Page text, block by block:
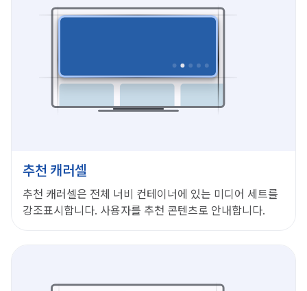
추천 캐러셀
추천 캐러셀은 전체 너비 컨테이너에 있는 미디어 세트를
강조표시합니다. 사용자를 추천 콘텐츠로 안내합니다.